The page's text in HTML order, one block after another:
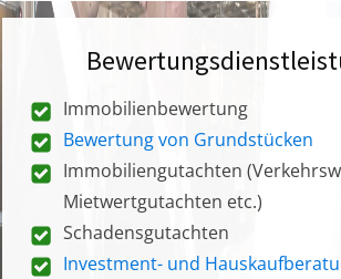
Immobilienbewertung
Bewertung von Grundstücken
Immobiliengutachten
Mietwertgutachten etc.)
Schadensgutachten
Investment- und